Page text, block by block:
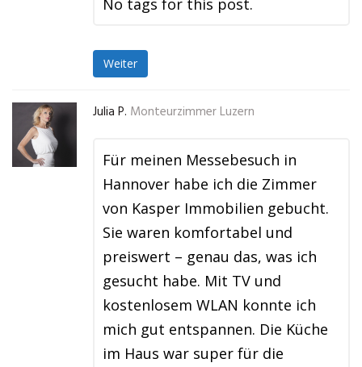
No tags for this post.
Weiter
Julia P. Monteurzimmer Luzern
Für meinen Messebesuch in
Hannover habe ich die Zimmer
von Kasper Immobilien gebucht.
Sie waren komfortabel und
preiswert – genau das, was ich
gesucht habe. Mit TV und
kostenlosem WLAN konnte ich
mich gut entspannen. Die Küche
im Haus war super für die